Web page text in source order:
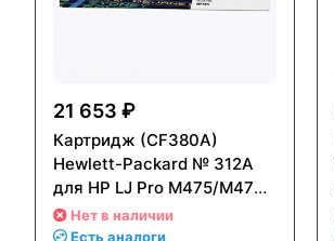
21 653 ₽
Картридж (CF380A)
Hewlett-Packard № 312A
для HP LJ Pro M475/M476
Черный (Black)
Оригинальный
Нет в наличии
Есть аналоги